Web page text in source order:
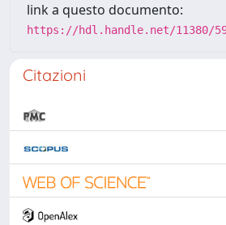
link a questo documento:
https://hdl.handle.net/11380/
Citazioni